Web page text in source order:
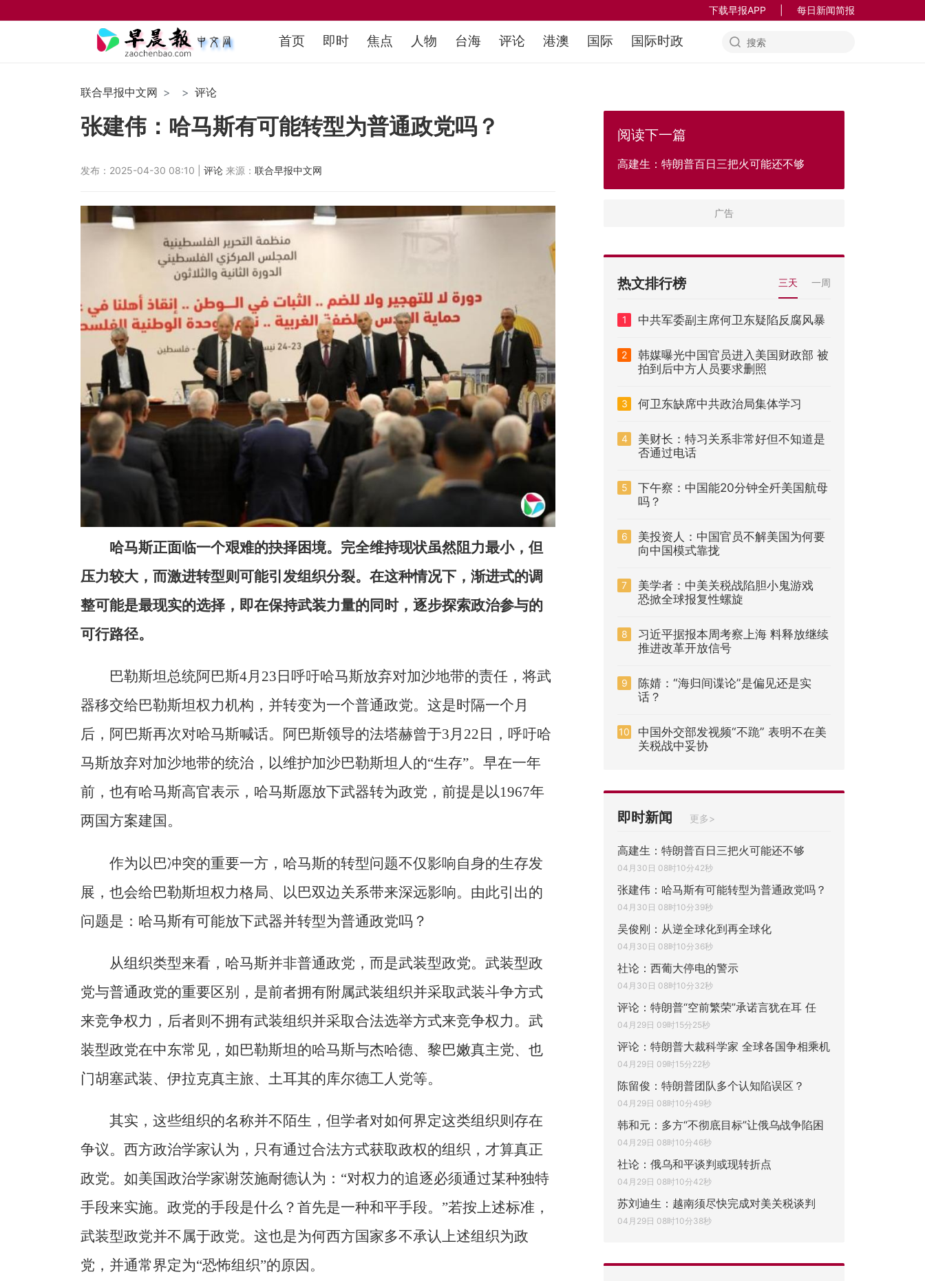
下载早报APP 每日新闻简报
首页 即时 焦点 人物 台海 评论 港澳 国际 国际时政
联合早报中文网 评论
张建伟：哈马斯有可能转型为普通政党吗？
发布：2025-04-30 08:10 | 评论 来源： 联合早报中文网
哈马斯正面临一个艰难的抉择困境。完全维持现状虽然阻力最小，但
压力较大，而激进转型则可能引发组织分裂。在这种情况下，渐进式的调
整可能是最现实的选择，即在保持武装力量的同时，逐步探索政治参与的
可行路径。
巴勒斯坦总统阿巴斯4月23日呼吁哈马斯放弃对加沙地带的责任，将武
器移交给巴勒斯坦权力机构，并转变为一个普通政党。这是时隔一个月
后，阿巴斯再次对哈马斯喊话。阿巴斯领导的法塔赫曾于3月22日，呼吁哈
马斯放弃对加沙地带的统治，以维护加沙巴勒斯坦人的“生存”。早在一年
前，也有哈马斯高官表示，哈马斯愿放下武器转为政党，前提是以1967年
两国方案建国。
作为以巴冲突的重要一方，哈马斯的转型问题不仅影响自身的生存发
展，也会给巴勒斯坦权力格局、以巴双边关系带来深远影响。由此引出的
问题是：哈马斯有可能放下武器并转型为普通政党吗？
从组织类型来看，哈马斯并非普通政党，而是武装型政党。武装型政
党与普通政党的重要区别，是前者拥有附属武装组织并采取武装斗争方式
来竞争权力，后者则不拥有武装组织并采取合法选举方式来竞争权力。武
装型政党在中东常见，如巴勒斯坦的哈马斯与杰哈德、黎巴嫩真主党、也
门胡塞武装、伊拉克真主旅、土耳其的库尔德工人党等。
其实，这些组织的名称并不陌生，但学者对如何界定这类组织则存在
争议。西方政治学家认为，只有通过合法方式获取政权的组织，才算真正
政党。如美国政治学家谢茨施耐德认为：“对权力的追逐必须通过某种独特
手段来实施。政党的手段是什么？首先是一种和平手段。”若按上述标准，
武装型政党并不属于政党。这也是为何西方国家多不承认上述组织为政
党，并通常界定为“恐怖组织”的原因。
阅读下一篇
高建生：特朗普百日三把火可能还不够
热文排行榜 三天 一周
1 中共军委副主席何卫东疑陷反腐风暴
2
韩媒曝光中国官员进入美国财政部 被
拍到后中方人员要求删照
3 何卫东缺席中共政治局集体学习
4
美财长：特习关系非常好但不知道是
否通过电话
5
下午察：中国能20分钟全歼美国航母
吗？
6
美投资人：中国官员不解美国为何要
向中国模式靠拢
7
美学者：中美关税战陷胆小鬼游戏
恐掀全球报复性螺旋
8
习近平据报本周考察上海 料释放继续
推进改革开放信号
9
陈婧：“海归间谍论”是偏见还是实
话？
10
中国外交部发视频“不跪” 表明不在美
关税战中妥协
即时新闻 更多>
高建生：特朗普百日三把火可能还不够
04月30日 08时10分42秒
张建伟：哈马斯有可能转型为普通政党吗？
04月30日 08时10分39秒
吴俊刚：从逆全球化到再全球化
04月30日 08时10分36秒
社论：西葡大停电的警示
04月30日 08时10分32秒
评论：特朗普“空前繁荣”承诺言犹在耳 任
04月29日 09时15分25秒
评论：特朗普大裁科学家 全球各国争相乘机
04月29日 09时15分22秒
陈留俊：特朗普团队多个认知陷误区？
04月29日 08时10分49秒
韩和元：多方“不彻底目标”让俄乌战争陷困
04月29日 08时10分46秒
社论：俄乌和平谈判或现转折点
04月29日 08时10分42秒
苏刘迪生：越南须尽快完成对美关税谈判
04月29日 08时10分38秒